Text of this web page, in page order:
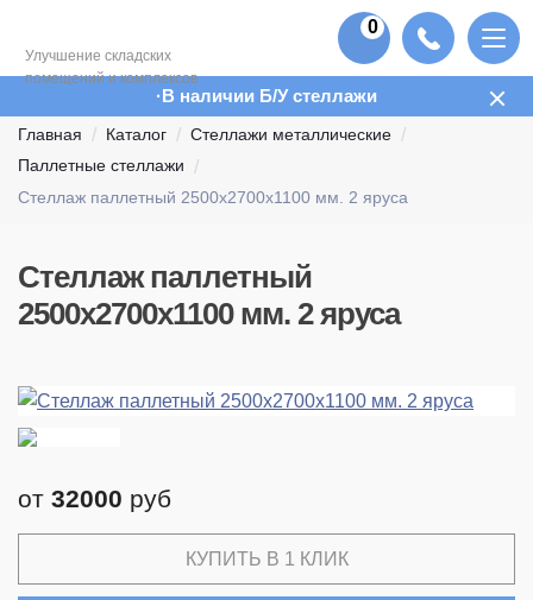
Улучшение складских
помещений и комплексов
0
В наличии Б/У стеллажи
Главная Каталог
Стеллажи металлические
Паллетные стеллажи
Стеллаж паллетный 2500х2700х1100 мм. 2 яруса
Стеллаж паллетный
2500х2700х1100 мм. 2 яруса
от 32000 руб
КУПИТЬ В 1 КЛИК